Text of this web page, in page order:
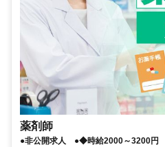
薬剤師
●非公開求人 ●◆時給2000～3200